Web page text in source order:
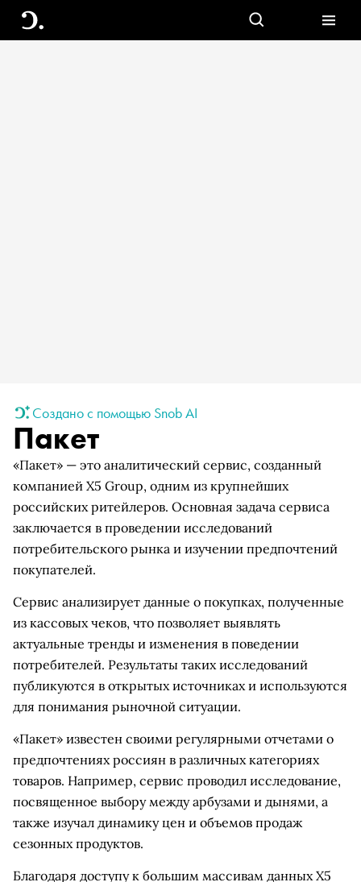
Создано с помощью Snob AI
Пакет
«Пакет» — это аналитический сервис, созданный
компанией X5 Group, одним из крупнейших
российских ритейлеров. Основная задача сервиса
заключается в проведении исследований
потребительского рынка и изучении предпочтений
покупателей.
Сервис анализирует данные о покупках, полученные
из кассовых чеков, что позволяет выявлять
актуальные тренды и изменения в поведении
потребителей. Результаты таких исследований
публикуются в открытых источниках и используются
для понимания рыночной ситуации.
«Пакет» известен своими регулярными отчетами о
предпочтениях россиян в различных категориях
товаров. Например, сервис проводил исследование,
посвященное выбору между арбузами и дынями, а
также изучал динамику цен и объемов продаж
сезонных продуктов.
Благодаря доступу к большим массивам данных X5